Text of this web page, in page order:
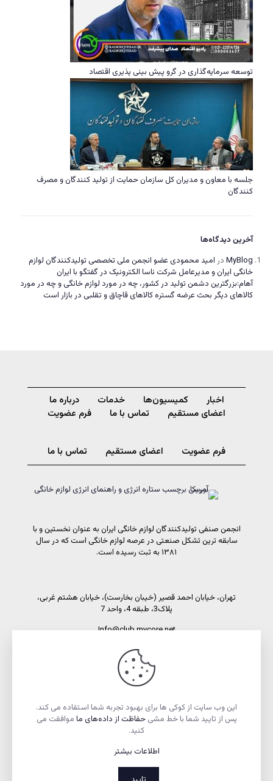
توسعه سرمایه‌گذاری در گرو پیش بینی پذیری اقتصاد
جلسه با معاون و مدیران کل سازمان حمایت از تولید کنندگان و مصرف
کنندگان
آخرین دیدگاه‌ها
MyBlog در امید محمودی عضو انجمن ملی تخصصی تولیدکنندگان لوازم
خانگی ایران و مدیرعامل شرکت ناسا الکترونیک در گفتگو با ایران
آهام:بزرگترین دشمن تولید در کشور، چه در مورد لوازم خانگی و چه در مورد
کالاهای دیگر بحث عرضه گستره کالاهای قاچاق و تقلبی در بازار است
اخبار کمیسیون‌ها خدمات
درباره ما
اعضای مستقیم
تماس با ما فرم عضویت
فرم عضویت اعضای مستقیم تماس با ما
انجمن صنفی تولیدکنندگان لوازم خانگی ایران به عنوان نخستین و با
سابقه ترین تشکل صنعتی در عرصه لوازم خانگی است که در سال
۱۳۸۱ به ثبت رسیده است.
تهران، خیابان احمد قصیر (خیبان بخارست)، خیابان هشتم غربی،
پلاک3، طبقه 4، واحد 7
Info@club.mycore.net
شماره تماس: 02191089450
شماره فاکس: 02188521269
تمام حقوق مادی و معنوی این وبسایت متعلق به انجمن صنفی
تولیدکنندگان لوازم خانگی ایران است.
این وب سایت از کوکی ها برای بهبود تجربه شما استفاده می کند.
پس از تایید شما با خط مشیحفاظت از داده‌های ما موافقت می
کنید.
اطلاعات بیشتر